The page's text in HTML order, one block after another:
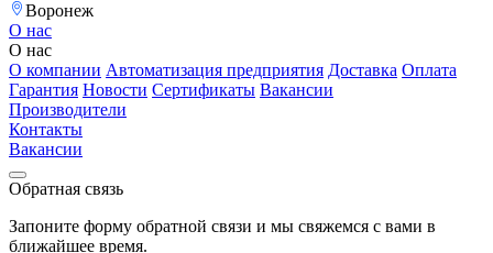
Воронеж
О нас
О нас
О компании Автоматизация предприятия Доставка Оплата
Гарантия Новости Сертификаты Вакансии
Производители
Контакты
Вакансии
Обратная связь
Запоните форму обратной связи и мы свяжемся с вами в
ближайшее время.